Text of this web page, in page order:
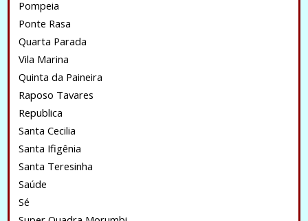
Pompeia
Ponte Rasa
Quarta Parada
Vila Marina
Quinta da Paineira
Raposo Tavares
Republica
Santa Cecilia
Santa Ifigênia
Santa Teresinha
Saúde
Sé